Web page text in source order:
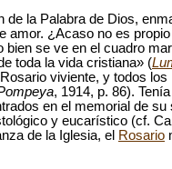
de la Palabra de Dios,
amor. ¿Acaso no es
bien se ve en el cuadro
toda la vida cristiana» (
viviente, y todos
, 1914, p. 86).
en el memorial de
y eucarístico (cf.
de la Iglesia, el Rosario